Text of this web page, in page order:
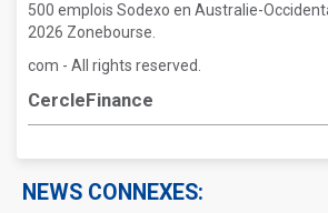
500 emplois Sodexo en Australie-
2026 Zonebourse.
com - All rights reserved.
CercleFinance
NEWS CONNEXES: